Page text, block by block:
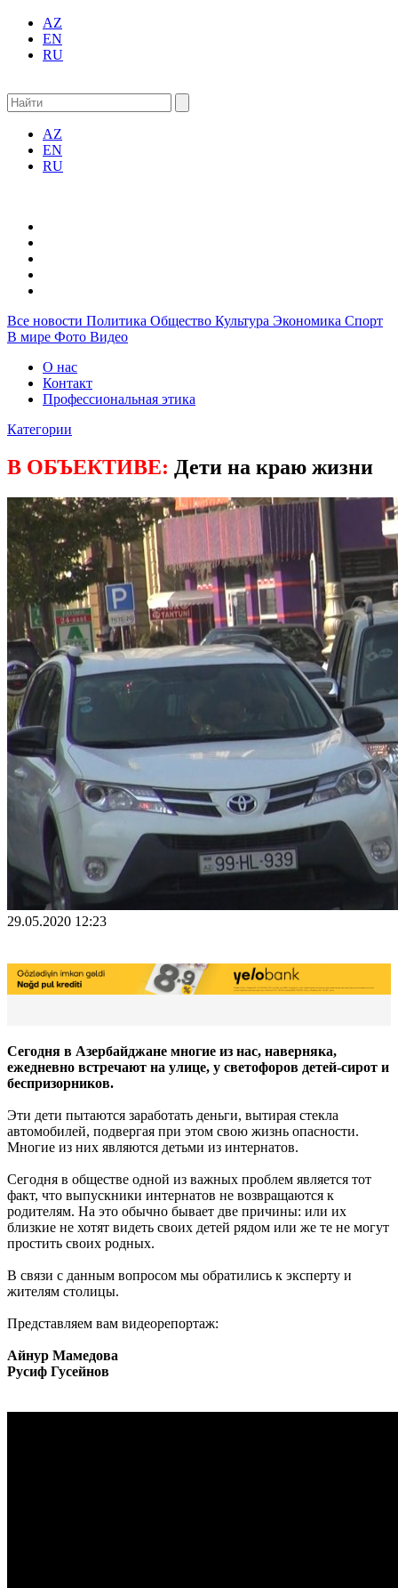
AZ
EN
RU
AZ
EN
RU
Все новости Политика Общество Культура Экономика Спорт
В мире Фото Видео
О нас
Контакт
Профессиональная этика
Категории
В ОБЪЕКТИВЕ: Дети на краю жизни
29.05.2020 12:23
Сегодня в Азербайджане многие из нас, наверняка,
ежедневно встречают на улице, у светофоров детей-сирот и
беспризорников.
Эти дети пытаются заработать деньги, вытирая стекла
автомобилей, подвергая при этом свою жизнь опасности.
Многие из них являются детьми из интернатов.
Сегодня в обществе одной из важных проблем является тот
факт, что выпускники интернатов не возвращаются к
родителям. На это обычно бывает две причины: или их
близкие не хотят видеть своих детей рядом или же те не могут
простить своих родных.
В связи с данным вопросом мы обратились к эксперту и
жителям столицы.
Представляем вам видеорепортаж:
Айнур Мамедова
Русиф Гусейнов